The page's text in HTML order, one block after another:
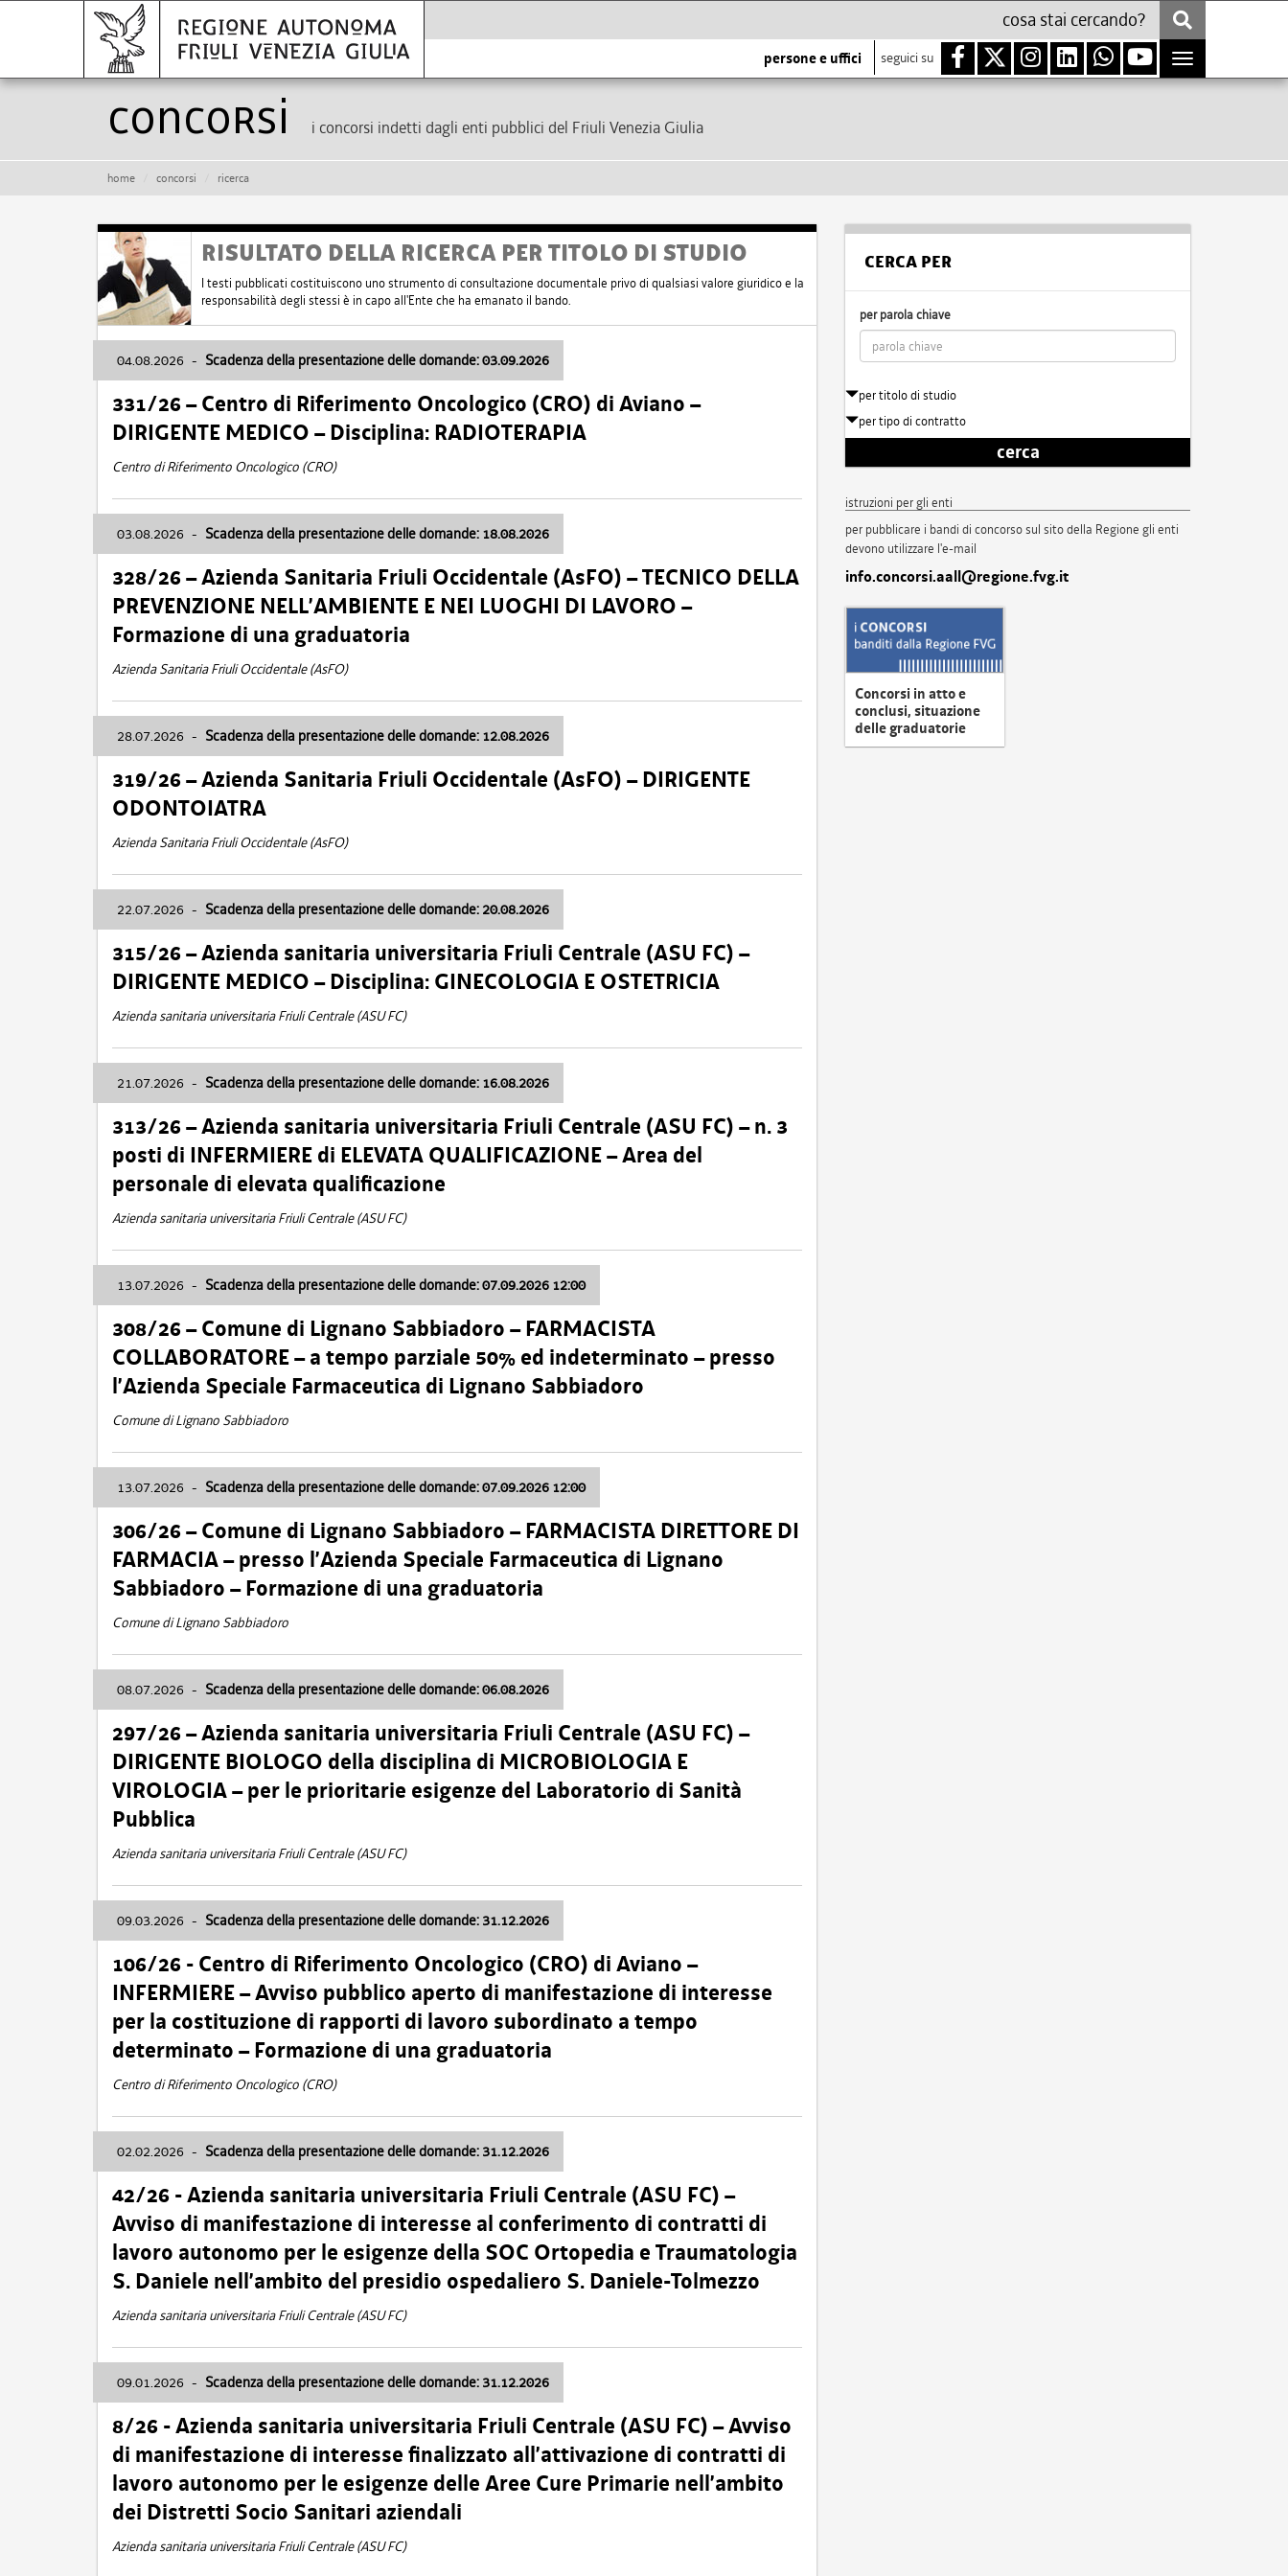
persone e uffici seguici su
Toggle
navigation
Concorsi i concorsi indetti dagli enti pubblici del Friuli Venezia Giulia
home concorsi ricerca
RISULTATO DELLA RICERCA PER TITOLO DI STUDIO
I testi pubblicati costituiscono uno strumento di consultazione documentale privo di qualsiasi valore giuridico e la
responsabilità degli stessi è in capo all'Ente che ha emanato il bando.
04.08.2026 - Scadenza della presentazione delle domande: 03.09.2026
331/26 – Centro di Riferimento Oncologico (CRO) di Aviano –
DIRIGENTE MEDICO – Disciplina: RADIOTERAPIA
Centro di Riferimento Oncologico (CRO)
03.08.2026 - Scadenza della presentazione delle domande: 18.08.2026
328/26 – Azienda Sanitaria Friuli Occidentale (AsFO) – TECNICO DELLA
PREVENZIONE NELL’AMBIENTE E NEI LUOGHI DI LAVORO –
Formazione di una graduatoria
Azienda Sanitaria Friuli Occidentale (AsFO)
28.07.2026 - Scadenza della presentazione delle domande: 12.08.2026
319/26 – Azienda Sanitaria Friuli Occidentale (AsFO) – DIRIGENTE
ODONTOIATRA
Azienda Sanitaria Friuli Occidentale (AsFO)
22.07.2026 - Scadenza della presentazione delle domande: 20.08.2026
315/26 – Azienda sanitaria universitaria Friuli Centrale (ASU FC) –
DIRIGENTE MEDICO – Disciplina: GINECOLOGIA E OSTETRICIA
Azienda sanitaria universitaria Friuli Centrale (ASU FC)
21.07.2026 - Scadenza della presentazione delle domande: 16.08.2026
313/26 – Azienda sanitaria universitaria Friuli Centrale (ASU FC) – n. 3
posti di INFERMIERE di ELEVATA QUALIFICAZIONE – Area del
personale di elevata qualificazione
Azienda sanitaria universitaria Friuli Centrale (ASU FC)
13.07.2026 - Scadenza della presentazione delle domande: 07.09.2026 12:00
308/26 – Comune di Lignano Sabbiadoro – FARMACISTA
COLLABORATORE – a tempo parziale 50% ed indeterminato – presso
l’Azienda Speciale Farmaceutica di Lignano Sabbiadoro
Comune di Lignano Sabbiadoro
13.07.2026 - Scadenza della presentazione delle domande: 07.09.2026 12:00
306/26 – Comune di Lignano Sabbiadoro – FARMACISTA DIRETTORE DI
FARMACIA – presso l’Azienda Speciale Farmaceutica di Lignano
Sabbiadoro – Formazione di una graduatoria
Comune di Lignano Sabbiadoro
08.07.2026 - Scadenza della presentazione delle domande: 06.08.2026
297/26 – Azienda sanitaria universitaria Friuli Centrale (ASU FC) –
DIRIGENTE BIOLOGO della disciplina di MICROBIOLOGIA E
VIROLOGIA – per le prioritarie esigenze del Laboratorio di Sanità
Pubblica
Azienda sanitaria universitaria Friuli Centrale (ASU FC)
09.03.2026 - Scadenza della presentazione delle domande: 31.12.2026
106/26 - Centro di Riferimento Oncologico (CRO) di Aviano –
INFERMIERE – Avviso pubblico aperto di manifestazione di interesse
per la costituzione di rapporti di lavoro subordinato a tempo
determinato – Formazione di una graduatoria
Centro di Riferimento Oncologico (CRO)
02.02.2026 - Scadenza della presentazione delle domande: 31.12.2026
42/26 - Azienda sanitaria universitaria Friuli Centrale (ASU FC) –
Avviso di manifestazione di interesse al conferimento di contratti di
lavoro autonomo per le esigenze della SOC Ortopedia e Traumatologia
S. Daniele nell’ambito del presidio ospedaliero S. Daniele-Tolmezzo
Azienda sanitaria universitaria Friuli Centrale (ASU FC)
09.01.2026 - Scadenza della presentazione delle domande: 31.12.2026
8/26 - Azienda sanitaria universitaria Friuli Centrale (ASU FC) – Avviso
di manifestazione di interesse finalizzato all’attivazione di contratti di
lavoro autonomo per le esigenze delle Aree Cure Primarie nell’ambito
dei Distretti Socio Sanitari aziendali
Azienda sanitaria universitaria Friuli Centrale (ASU FC)
CERCA PER
per parola chiave
per titolo di studio
per tipo di contratto
cerca
istruzioni per gli enti
per pubblicare i bandi di concorso sul sito della Regione gli enti
devono utilizzare l'e-mail
info.concorsi.aall@regione.fvg.it
Concorsi in atto e
conclusi, situazione
delle graduatorie